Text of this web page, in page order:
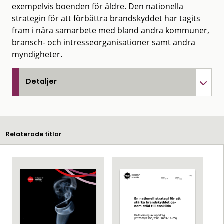
exempelvis boenden för äldre. Den nationella
strategin för att förbättra brandskyddet har tagits
fram i nära samarbete med bland andra kommuner,
bransch- och intresseorganisationer samt andra
myndigheter.
Detaljer
Relaterade titlar